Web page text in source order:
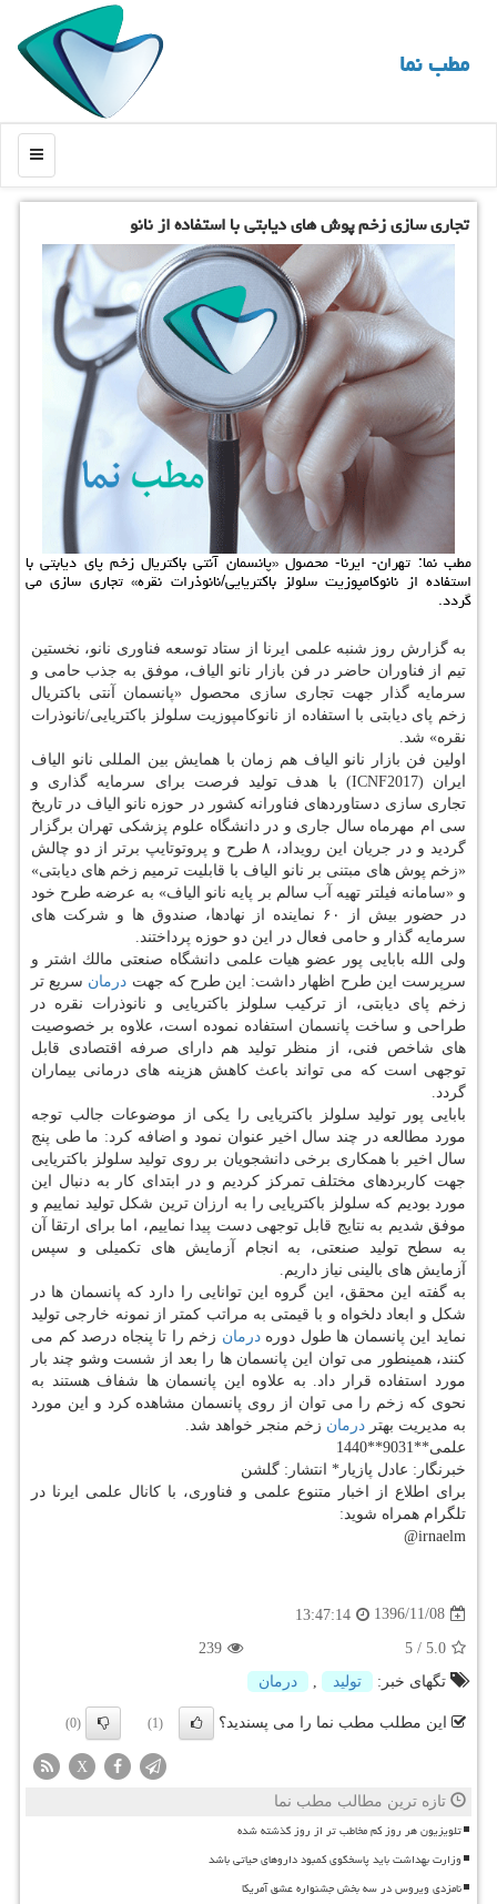
مطب نما
منو
تجاری سازی زخم پوش های دیابتی با استفاده از نانو
مطب نما: تهران- ایرنا- محصول «پانسمان آنتی باكتریال زخم پای دیابتی با
استفاده از نانوكامپوزیت سلولز باكتریایی/نانوذرات نقره» تجاری سازی می
گردد.
به گزارش روز شنبه علمی ایرنا از ستاد توسعه فناوری نانو، نخستین
تیم از فناوران حاضر در فن بازار نانو الیاف، موفق به جذب حامی و
سرمایه گذار جهت تجاری سازی محصول «پانسمان آنتی باكتریال
زخم پای دیابتی با استفاده از نانوكامپوزیت سلولز باكتریایی/نانوذرات
نقره» شد.
اولین فن بازار نانو الیاف هم زمان با همایش بین المللی نانو الیاف
ایران (ICNF2017) با هدف تولید فرصت برای سرمایه گذاری و
تجاری سازی دستاوردهای فناورانه كشور در حوزه نانو الیاف در تاریخ
سی ام مهرماه سال جاری و در دانشگاه علوم پزشكی تهران برگزار
گردید و در جریان این رویداد، ۸ طرح و پروتوتایپ برتر از دو چالش
«زخم پوش های مبتنی بر نانو الیاف با قابلیت ترمیم زخم های دیابتی»
و «سامانه فیلتر تهیه آب سالم بر پایه نانو الیاف» به عرضه طرح خود
در حضور بیش از ۶۰ نماینده از نهادها، صندوق ها و شركت های
سرمایه گذار و حامی فعال در این دو حوزه پرداختند.
ولی الله بابایی پور عضو هیات علمی دانشگاه صنعتی مالك اشتر و
سرپرست این طرح اظهار داشت: این طرح كه جهت درمان سریع تر
زخم پای دیابتی، از تركیب سلولز باكتریایی و نانوذرات نقره در
طراحی و ساخت پانسمان استفاده نموده است، علاوه بر خصوصیت
های شاخص فنی، از منظر تولید هم دارای صرفه اقتصادی قابل
توجهی است كه می تواند باعث كاهش هزینه های درمانی بیماران
گردد.
بابایی پور تولید سلولز باكتریایی را یكی از موضوعات جالب توجه
مورد مطالعه در چند سال اخیر عنوان نمود و اضافه كرد: ما طی پنج
سال اخیر با همكاری برخی دانشجویان بر روی تولید سلولز باكتریایی
جهت كاربردهای مختلف تمركز كردیم و در ابتدای كار به دنبال این
مورد بودیم كه سلولز باكتریایی را به ارزان ترین شكل تولید نماییم و
موفق شدیم به نتایج قابل توجهی دست پیدا نماییم، اما برای ارتقا آن
به سطح تولید صنعتی، به انجام آزمایش های تكمیلی و سپس
آزمایش های بالینی نیاز داریم.
به گفته این محقق، این گروه این توانایی را دارد كه پانسمان ها در
شكل و ابعاد دلخواه و با قیمتی به مراتب كمتر از نمونه خارجی تولید
نماید این پانسمان ها طول دورهدرمان زخم را تا پنجاه درصد كم می
كنند، همینطور می توان این پانسمان ها را بعد از شست وشو چند بار
مورد استفاده قرار داد. به علاوه این پانسمان ها شفاف هستند به
نحوی كه زخم را می توان از روی پانسمان مشاهده كرد و این مورد
به مدیریت بهتر درمان زخم منجر خواهد شد.
علمی**9031**1440
خبرنگار: عادل پازیار* انتشار: گلشن
برای اطلاع از اخبار متنوع علمی و فناوری، با كانال علمی ایرنا در
تلگرام همراه شوید:
irnaelm@
1396/11/08
13:47:14
5.0
/
5
239
تگهای خبر:
تولید درمان
این مطلب مطب نما را می پسندید؟ (1)
(0)
X
تازه ترین مطالب مطب نما
تلویزیون هر روز کم مخاطب تر از روز گذشته شده
وزارت بهداشت باید پاسخگوی کمبود داروهای حیاتی باشد
نامزدی ویروس در سه بخش جشنواره عشق آمریکا